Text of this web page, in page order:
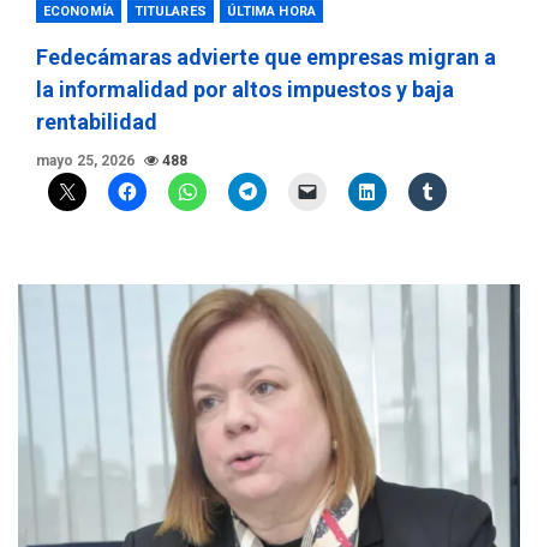
ECONOMÍA TITULARES ÚLTIMA HORA
Fedecámaras advierte que empresas migran a
la informalidad por altos impuestos y baja
rentabilidad
mayo 25, 2026 488